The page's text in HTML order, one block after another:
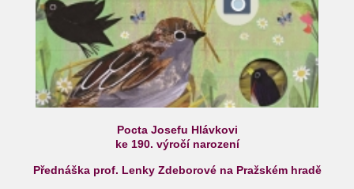
Pocta Josefu Hlávkovi
ke 190. výročí narození
Přednáška prof. Lenky Zdeborové na Pražském hradě